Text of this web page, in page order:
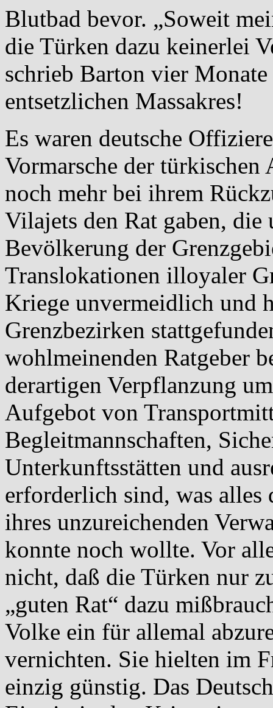
Blutbad bevor. „Soweit
die Türken dazu keinerlei
schrieb Barton vier
entsetzlichen Massakres!
Es waren deutsche
Vormarsche der türkischen
noch mehr bei ihrem
Vilajets den Rat gaben, die
Bevölkerung der
Translokationen illoyaler
Kriege unvermeidlich und
Grenzbezirken
wohlmeinenden Ratgeber
derartigen Verpflanzung
Aufgebot von
Begleitmannschaften,
Unterkunftsstätten und
erforderlich sind, was alles
ihres unzureichenden
konnte noch wollte. Vor
nicht, daß die Türken nur
„guten Rat“ dazu
Volke ein für allemal
vernichten. Sie hielten im
einzig günstig. Das